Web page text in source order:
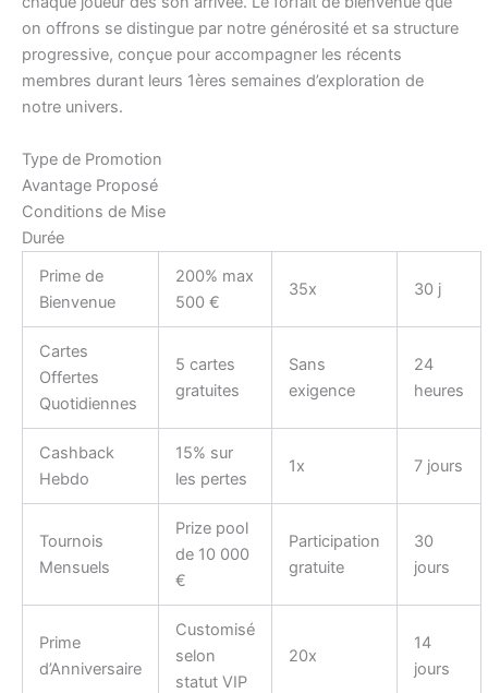
on offrons se distingue par notre générosité et sa structure
progressive, conçue pour accompagner les récents
membres durant leurs 1ères semaines d’exploration de
notre univers.
Type de Promotion
Avantage Proposé
Conditions de Mise
Durée
Prime de
Bienvenue
200% max
500 €
35x 30 j
Cartes
Offertes
Quotidiennes
5 cartes
gratuites
Sans
exigence
24
heures
Cashback
Hebdo
15% sur
les pertes
1x 7 jours
Tournois
Mensuels
Prize pool
de 10 000
€
Participation
gratuite
30
jours
Prime
d’Anniversaire
Customisé
selon
statut VIP
20x
14
jours